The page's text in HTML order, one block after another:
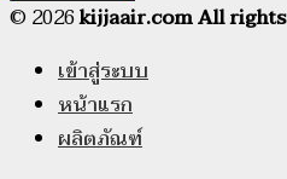
© 2026kijjaair.com All
เข้าสู่ระบบ
หน้าแรก
ผลิตภัณฑ์